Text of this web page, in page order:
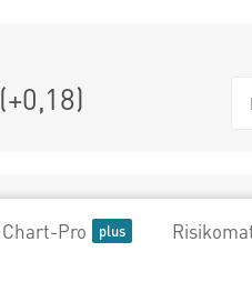
(+0,18)
Chart-Pro